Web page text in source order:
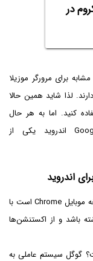
در
برای مرورگر موزیلا
لذا شاید همین حالا
کنید. اما به هر حال
محدودیت نصب اکستنشن روی Google Chrome اندروید یکی از
اندروید
خبر جالب این است که گوگل به دنبال بازطراحی نسخه موبایل Chrome است با
باشد و از اکستنشن‌ها
گوگل سیستم عاملی به